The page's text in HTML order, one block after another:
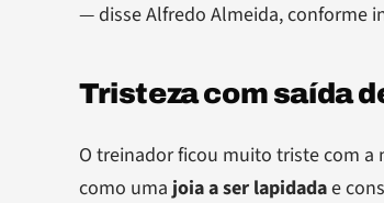
— disse Alfredo Almeida, conforme
Tristeza com saída
O treinador ficou muito triste com a
como umajoia a ser lapidadae